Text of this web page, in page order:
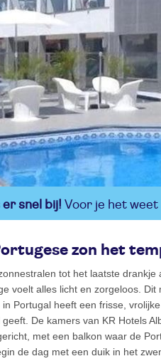
er snel bij! Voor je het weet
zon het
tot het laatste drankje
voelt alles licht en zorgeloos. Dit
Portugal heeft een frisse,
De kamers van KR Hotels
met een balkon waar de
de dag met een duik in het